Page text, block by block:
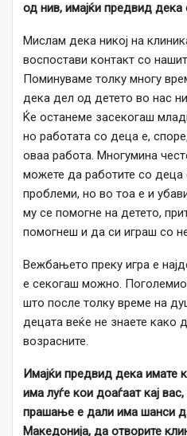
од нив, имајќи предвид дека
Мислам дека никој на
воспостави контакт со
Поминуваме толку многу
дека дел од детето во нас
Ќе останеме засекогаш
но работата со деца е,
оваа работа. Многумина
можете да работите со деца
проблеми, но во тоа е и
му се помогне на детето,
помогнеш и да си играш со
Вежбањето преку игра е
е секогаш можно.
што после толку време на
децата веќе не знаете како
возрасните.
Имајќи предвид дека имате
има луѓе кои доаѓаат кај вас,
прашање е дали има шанси
Македонија, да отворите